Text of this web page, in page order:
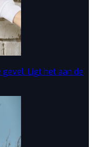
Ligt het aan de